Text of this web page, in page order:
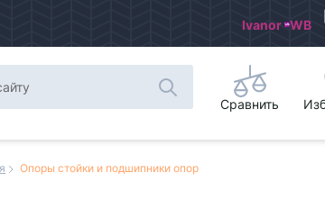
Ivanor WB
Сравнить
Опоры стойки и подшипники опор